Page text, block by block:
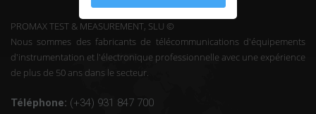
PROMAX TEST & MEASUREMENT, SLU ©
Nous sommes des fabricants de télécommunications d'équipements
d'instrumentation et l'électronique professionnelle avec une expérience
de plus de 50 ans dans le secteur.
Téléphone: (+34) 931 847 700